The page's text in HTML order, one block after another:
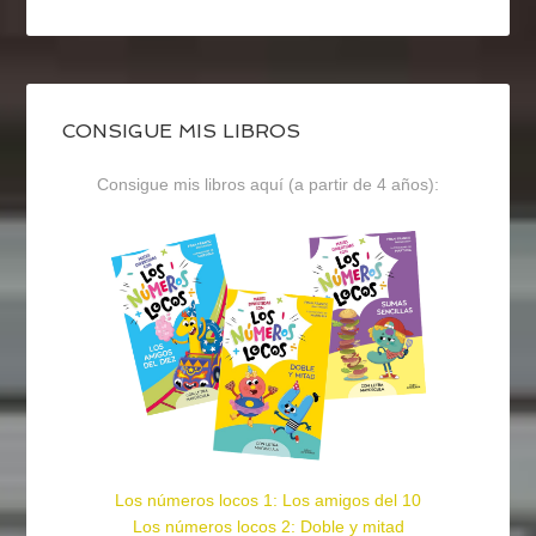
CONSIGUE MIS LIBROS
Consigue mis libros aquí (a partir de 4 años):
Los números locos 1: Los amigos del 10
Los números locos 2: Doble y mitad